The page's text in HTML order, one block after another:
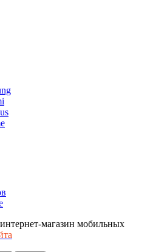
магазин мобильных